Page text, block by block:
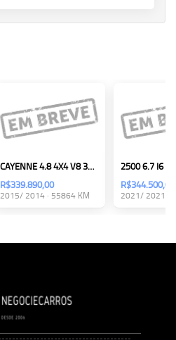
CAYENNE 4.8 4X4 V8 32V TURBO
R$339.890,00
2015/ 2014 · 55864 KM
R$344.500,00
2021/ 2021 ·